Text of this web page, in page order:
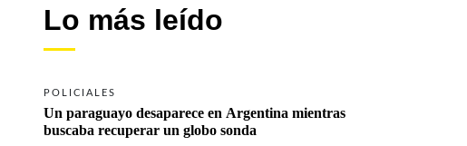
Lo más leído
POLICIALES
Un paraguayo desaparece en Argentina mientras